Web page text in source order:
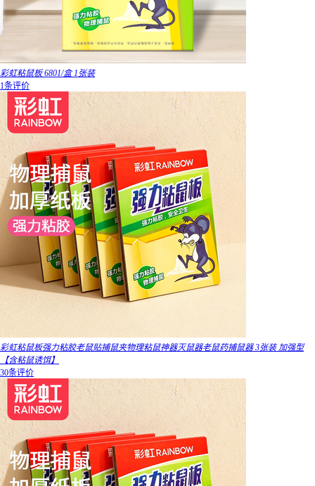
彩虹粘鼠板 6801/盒 1张装
1条评价
彩虹粘鼠板强力粘胶老鼠贴捕鼠夹物理粘鼠神器灭鼠器老鼠药捕鼠器 3张装 加强型
【含粘鼠诱饵】
30条评价